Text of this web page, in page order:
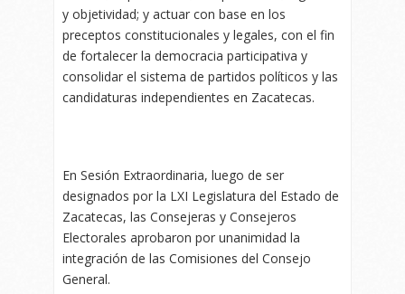
y objetividad; y actuar con base en los
preceptos constitucionales y legales, con el fin
de fortalecer la democracia participativa y
consolidar el sistema de partidos políticos y las
candidaturas independientes en Zacatecas.
En Sesión Extraordinaria, luego de ser
designados por la LXI Legislatura del Estado de
Zacatecas, las Consejeras y Consejeros
Electorales aprobaron por unanimidad la
integración de las Comisiones del Consejo
General.